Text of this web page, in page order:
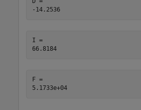
-14.2536
I =
66.8184
F =
5.1733e+04